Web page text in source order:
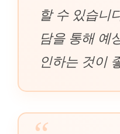
할 수 있습니
담을 통해 예
인하는 것이